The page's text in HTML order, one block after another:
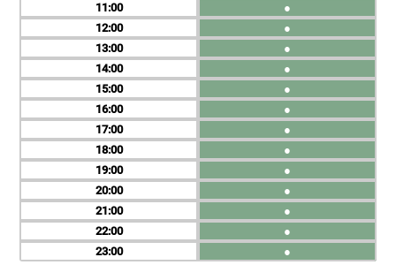
11
12
13
14
15
16
17
18
19
20
21
22
23
●
●
●
●
●
●
●
●
●
●
●
●
●